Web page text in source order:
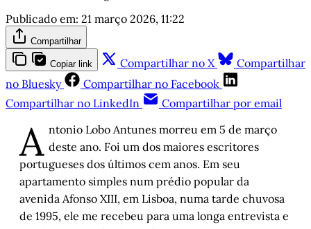
Publicado em: 21 março 2026, 11:22
Compartilhar
Copiar link Compartilhar no X
Compartilhar
no Bluesky
Compartilhar no Facebook
Compartilhar no LinkedIn
Compartilhar por email
A ntonio Lobo Antunes morreu em 5 de março
deste ano. Foi um dos maiores escritores
portugueses dos últimos cem anos. Em seu
apartamento simples num prédio popular da
avenida Afonso XIII, em Lisboa, numa tarde chuvosa
de 1995, ele me recebeu para uma longa entrevista e